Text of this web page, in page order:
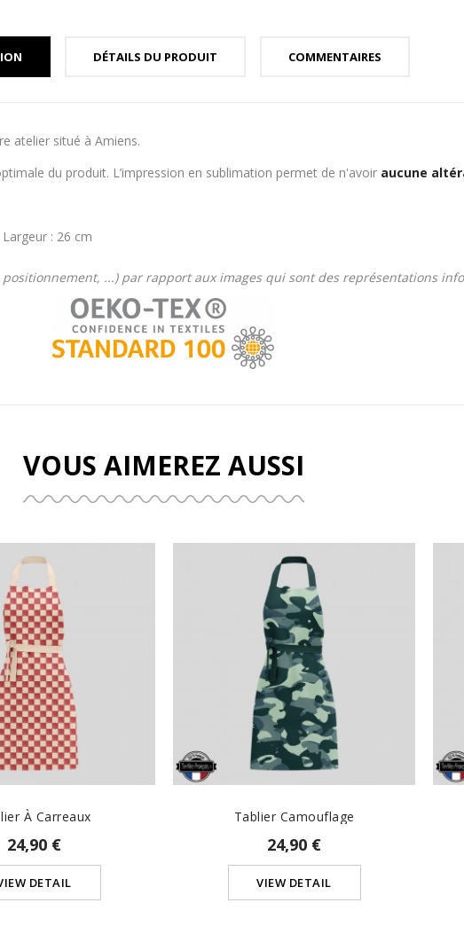
DÉTAILS DU PRODUIT COMMENTAIRES
atelier situé à Amiens.
du produit. L’impression en sublimation permet de n'avoir aucune
: 26 cm
...) par rapport aux images qui sont des représentations
VOUS AIMEREZ AUSSI
À Carreaux
24,90 €
DETAIL
Tablier Camouflage
24,90 €
VIEW DETAIL